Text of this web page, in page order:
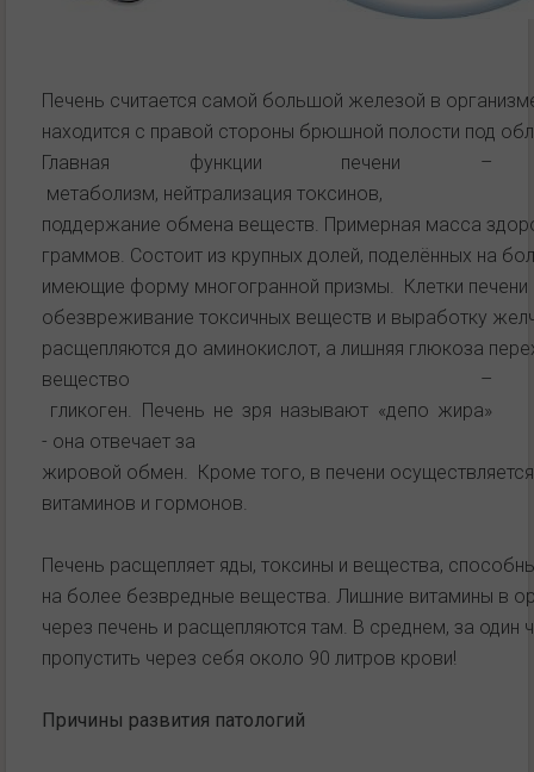
Печень считается самой большой железой в
находится с правой стороны брюшной полости под
Главная функции печени –
метаболизм, нейтрализация токсинов,
поддержание обмена веществ. Примерная масса
граммов. Состоит из крупных долей, поделённых на
имеющие форму многогранной призмы. Клетки печени
обезвреживание токсичных веществ и выработку
расщепляются до аминокислот, а лишняя глюкоза
вещество –
гликоген. Печень не зря называют «депо жира»
- она отвечает за
жировой обмен. Кроме того, в печени
витаминов и гормонов.
Печень расщепляет яды, токсины и вещества,
на более безвредные вещества. Лишние витамины в
через печень и расщепляются там. В среднем, за один
пропустить через себя около 90 литров крови!
Причины развития патологий